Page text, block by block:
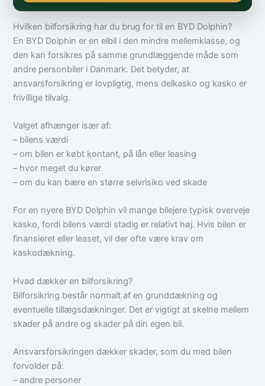
Hvilken bilforsikring har du brug for til en BYD Dolphin?
En BYD Dolphin er en elbil i den mindre mellemklasse, og
den kan forsikres på samme grundlæggende måde som
andre personbiler i Danmark. Det betyder, at
ansvarsforsikring er lovpligtig, mens delkasko og kasko er
frivillige tilvalg.
Valget afhænger især af:
– bilens værdi
– om bilen er købt kontant, på lån eller leasing
– hvor meget du kører
– om du kan bære en større selvrisiko ved skade
For en nyere BYD Dolphin vil mange bilejere typisk overveje
kasko, fordi bilens værdi stadig er relativt høj. Hvis bilen er
finansieret eller leaset, vil der ofte være krav om
kaskodækning.
Hvad dækker en bilforsikring?
Bilforsikring består normalt af en grunddækning og
eventuelle tillægsdækninger. Det er vigtigt at skelne mellem
skader på andre og skader på din egen bil.
Ansvarsforsikringen dækker skader, som du med bilen
forvolder på:
– andre personer